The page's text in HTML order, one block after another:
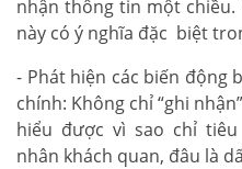
nhận thông tin một
này có ý nghĩa đặc biệt
- Phát hiện các biến động
chính: Không chỉ “ghi
hiểu được vì sao chỉ
nhân khách quan, đâu là